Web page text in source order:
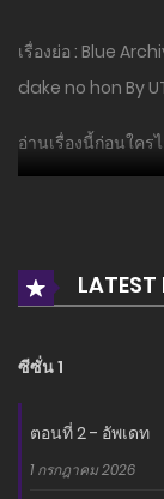
เรื่องย่อ : Blue
dake no hon By
อ่านเรื่องนี้ก่อนใคร
LATEST
ซีซั่น 1
ตอนที่ 2 - อัพเดท
1 กรกฎาคม 2026